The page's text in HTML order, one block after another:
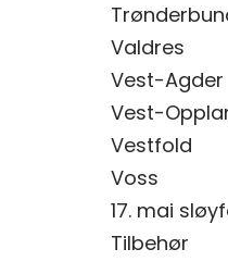
Valdres
Vest-Agder
Vest-
Vestfold
Voss
17. mai
Tilbehør